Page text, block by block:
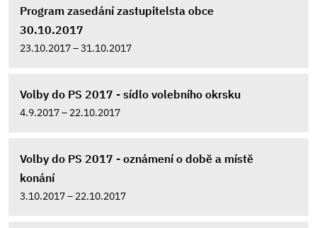
Program zasedání zastupitelsta obce
30.10.2017
23.10.2017 – 31.10.2017
Volby do PS 2017 - sídlo volebního okrsku
4.9.2017 – 22.10.2017
Volby do PS 2017 - oznámení o době a místě
konání
3.10.2017 – 22.10.2017